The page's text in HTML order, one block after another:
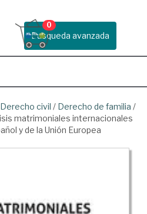
Busqueda avanzada
0
Derecho civil / Derecho de familia /
matrimoniales internacionales
y de la Unión Europea